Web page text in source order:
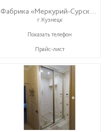
г.Кузнецк
+7 (8415) 73-05-06
Показать телефон
Прайс-лист